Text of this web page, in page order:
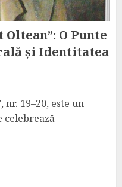
O Punte
și Identitatea
nr. 19–20, este un
celebrează